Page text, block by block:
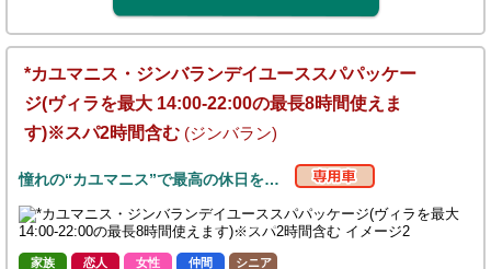
*カユマニス・ジンバランデイユーススパパッケー
ジ(ヴィラを最大 14:00-22:00の最長8時間使えま
す)※スパ2時間含む (ジンバラン)
憧れの“カユマニス”で最高の休日を…
家族 恋人 女性 仲間 シニア